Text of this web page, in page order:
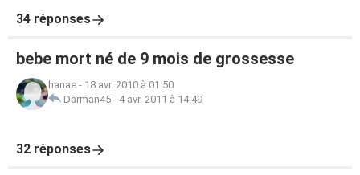
34 réponses
bebe mort né de 9 mois de grossesse
hanae - 18 avr. 2010 à 01:50
Darman45 - 4 avr. 2011 à 14:49
32 réponses